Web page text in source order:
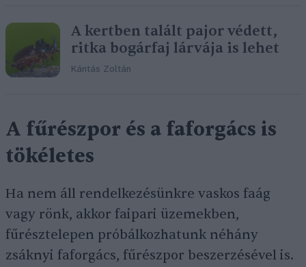
A kertben talált pajor védett,
ritka bogárfaj lárvája is lehet
Kántás Zoltán
A fűrészpor és a faforgács is
tökéletes
Ha nem áll rendelkezésünkre vaskos faág
vagy rönk, akkor faipari üzemekben,
fűrésztelepen próbálkozhatunk néhány
zsáknyi faforgács, fűrészpor beszerzésével is.